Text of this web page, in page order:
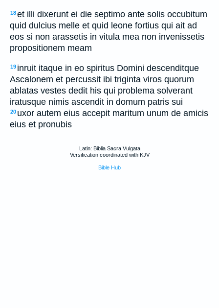
18et illi dixerunt ei die septimo ante solis occubitum
quid dulcius melle et quid leone fortius qui ait ad
eos si non arassetis in vitula mea non invenissetis
propositionem meam
19 inruit itaque in eo spiritus Domini descenditque
Ascalonem et percussit ibi triginta viros quorum
ablatas vestes dedit his qui problema solverant
iratusque nimis ascendit in domum patris sui
20 uxor autem eius accepit maritum unum de amicis
eius et pronubis
Latin: Biblia Sacra Vulgata
Versification coordinated with KJV
Bible Hub